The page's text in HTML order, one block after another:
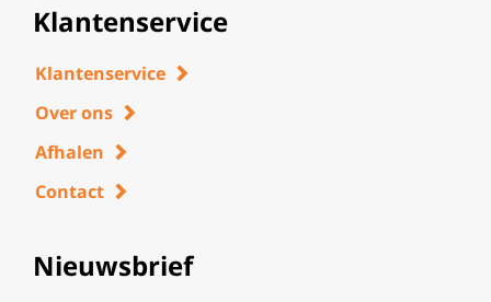
Klantenservice
Klantenservice
Over ons
Afhalen
Contact
Nieuwsbrief